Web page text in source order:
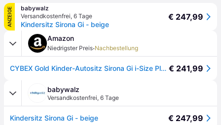
ANZEIGE
babywalz
Versandkostenfrei, 6 Tage
Kindersitz Sirona Gi - beige
€ 247,99
Amazon
Niedrigster Preis·Nachbestellung
CYBEX Gold Kinder-Autositz Sirona Gi i-Size Plus, inkl. Base, Almond Beige € 241,99
babywalz
Versandkostenfrei, 6 Tage
Kindersitz Sirona Gi - beige € 247,99